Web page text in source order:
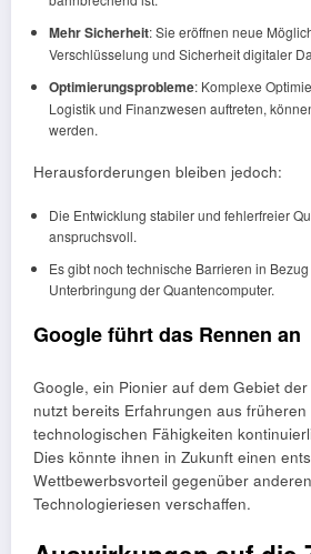
Mehr Sicherheit: Sie eröffnen neue
Verschlüsselung und Sicherheit digitaler
Optimierungsprobleme: Komplexe
Logistik und Finanzwesen auftreten,
werden.
Herausforderungen bleiben jedoch:
Die Entwicklung stabiler und fehlerfreier
anspruchsvoll.
Es gibt noch technische Barrieren in
Unterbringung der Quantencomputer.
Google führt das Rennen an
Google, ein Pionier auf dem Gebiet
nutzt bereits Erfahrungen aus
technologischen Fähigkeiten
Dies könnte ihnen in Zukunft einen
Wettbewerbsvorteil gegenüber
Technologieriesen verschaffen.